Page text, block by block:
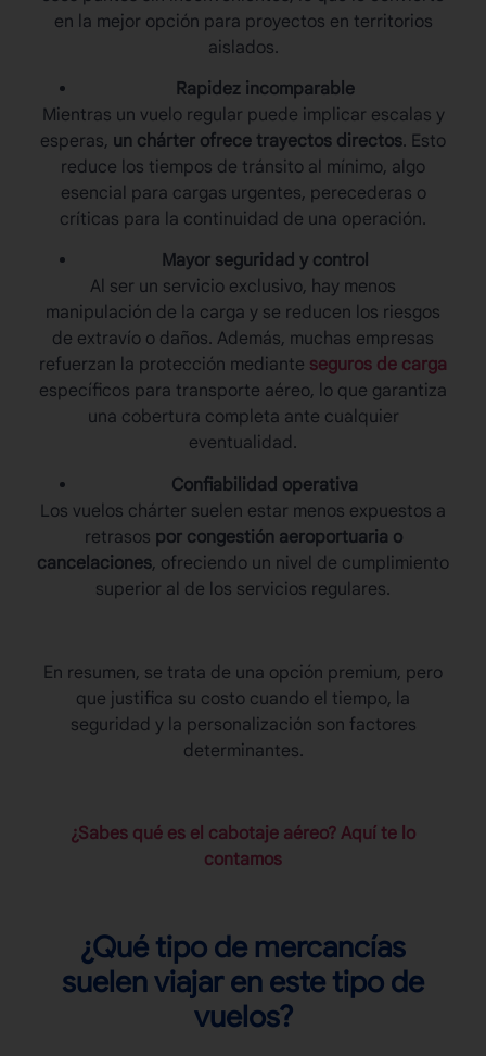
en la mejor opción para proyectos en territorios
aislados.
Rapidez incomparable
Mientras un vuelo regular puede implicar escalas y
esperas, un chárter ofrece trayectos directos. Esto
reduce los tiempos de tránsito al mínimo, algo
esencial para cargas urgentes, perecederas o
críticas para la continuidad de una operación.
Mayor seguridad y control
Al ser un servicio exclusivo, hay menos
manipulación de la carga y se reducen los riesgos
de extravío o daños. Además, muchas empresas
refuerzan la protección mediante seguros de carga
específicos para transporte aéreo, lo que garantiza
una cobertura completa ante cualquier
eventualidad.
Confiabilidad operativa
Los vuelos chárter suelen estar menos expuestos a
retrasos por congestión aeroportuaria o
cancelaciones, ofreciendo un nivel de cumplimiento
superior al de los servicios regulares.
En resumen, se trata de una opción premium, pero
que justifica su costo cuando el tiempo, la
seguridad y la personalización son factores
determinantes.
¿Sabes qué es el cabotaje aéreo? Aquí te lo
contamos
¿Qué tipo de mercancías
suelen viajar en este tipo de
vuelos?